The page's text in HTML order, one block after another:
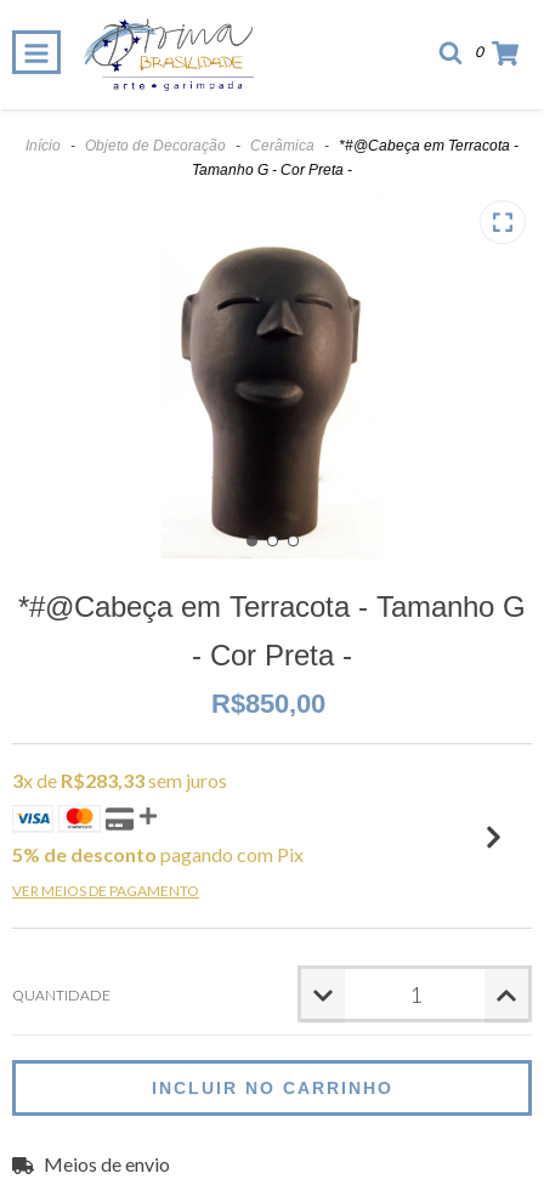
0
Início - Objeto de Decoração - Cerâmica - *#@Cabeça em Terracota -
Tamanho G - Cor Preta -
*#@Cabeça em Terracota - Tamanho G
- Cor Preta -
R$850,00
3x de R$283,33sem juros
5% de desconto pagando com Pix
VER MEIOS DE PAGAMENTO
QUANTIDADE
Entregas para o CEP:
Meios de envio